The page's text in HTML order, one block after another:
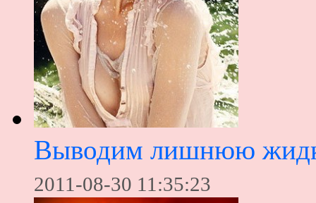
Выводим лишнюю
2011-08-30 11:35:23